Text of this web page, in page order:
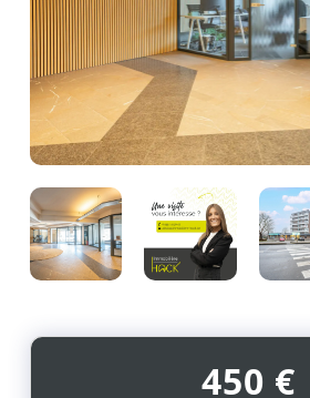
Photo
de
l'album
de
l'album
Photo
de
l'album
450 €